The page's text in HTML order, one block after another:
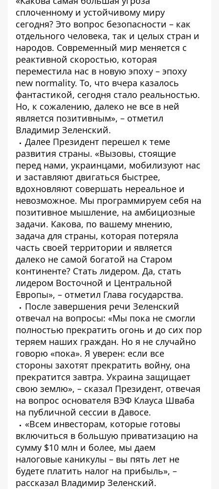
сплоченному и устойчивому миру
сегодня? Это вопрос безопасности – как
отдельного человека, так и целых стран и
народов. Современный мир меняется с
реактивной скоростью, которая
переместила нас в новую эпоху – эпоху
new normality. То, что вчера казалось
фантастикой, сегодня стало реальностью.
Но, к сожалению, далеко не все в ней
является позитивным», – отметил
Владимир Зеленский.
Далее Президент перешел к теме
развития страны. «Вызовы, стоящие
перед нами, украинцами, мобилизуют нас
и заставляют двигаться быстрее,
вдохновляют совершать нереальное и
невозможное. Мы программируем себя на
позитивное мышление, на амбициозные
задачи. Какова, по вашему мнению,
задача для страны, которая потеряла
часть своей территории и является
далеко не самой богатой на Старом
континенте? Стать лидером. Да, стать
лидером Восточной и Центральной
Европы», – отметил Глава государства.
После завершения речи Зеленский
отвечал на вопросы: «Мы пока не смогли
полностью прекратить огонь и до сих пор
теряем наших граждан. Но я не случайно
говорю «пока». Я уверен: если все
стороны захотят прекратить войну, она
прекратится завтра. Украина защищает
свою землю», – сказал Президент, отвечая
на вопрос основателя ВЭФ Клауса Шваба
на публичной сессии в Давосе.
«Всем инвеcторам, которые готовы
включиться в большую приватизацию на
сумму $10 млн и более, мы даем
налоговые каникулы – вы пять лет не
будете платить налог на прибыль», –
рассказал Владимир Зеленский.